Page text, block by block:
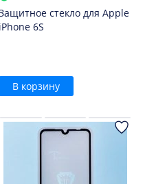
стекло для Apple
iPhone 6S
В корзину